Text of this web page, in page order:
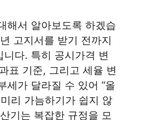
해서 알아보도록 하겠습
고지서를 받기 전까지
다. 특히 공시가격 변
표 기준, 그리고 세율 변
세가 달라질 수 있어 “올
리 가늠하기가 쉽지 않
기는 복잡한 규정을 모